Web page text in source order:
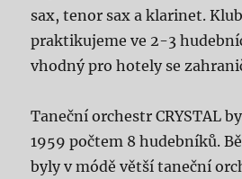
sax, tenor sax a klarinet.
praktikujeme ve 2-3
vhodný pro hotely se
Taneční orchestr CRYSTAL
1959 počtem 8 hudebníků.
byly v módě větší taneční